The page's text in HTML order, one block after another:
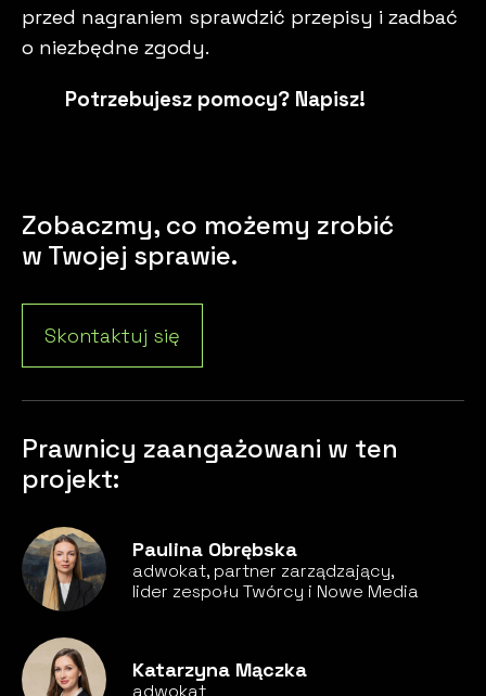
przed nagraniem sprawdzić przepisy i zadbać
o niezbędne zgody.
Potrzebujesz pomocy? Napisz!
Zobaczmy, co możemy zrobić
w Twojej sprawie.
Skontaktuj się
Prawnicy zaangażowani w ten
projekt:
Paulina Obrębska
adwokat, partner zarządzający,
lider zespołu Twórcy i Nowe Media
Katarzyna Mączka
adwokat